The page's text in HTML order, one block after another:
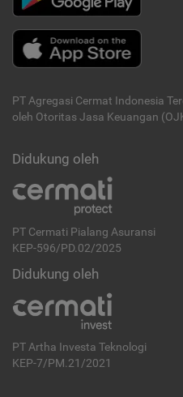
PT Agregasi Cermat Indonesia
oleh Otoritas Jasa Keuangan
Didukung oleh
PT Cermati Pialang Asuransi
KEP-596/PD.02/2025
Didukung oleh
PT Artha Investa Teknologi
KEP-7/PM.21/2021